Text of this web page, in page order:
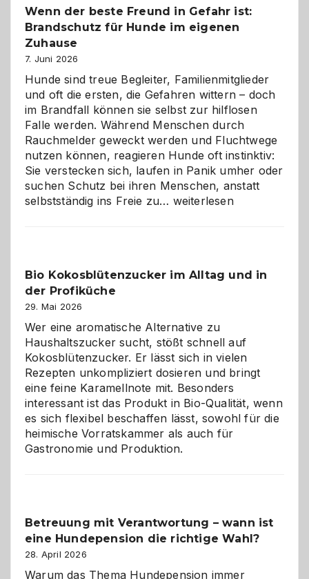
und
herzlich
Wenn der beste Freund in Gefahr ist:
Brandschutz für Hunde im eigenen
Zuhause
7. Juni 2026
Hunde sind treue Begleiter, Familienmitglieder
und oft die ersten, die Gefahren wittern – doch
im Brandfall können sie selbst zur hilflosen
Falle werden. Während Menschen durch
Rauchmelder geweckt werden und Fluchtwege
nutzen können, reagieren Hunde oft instinktiv:
Sie verstecken sich, laufen in Panik umher oder
suchen Schutz bei ihren Menschen, anstatt
selbstständig ins Freie zu… Wenn
Gefahr
für
Hunde
im
eigenen
Zuhause
weiterlesen
Bio Kokosblütenzucker im Alltag und in
der Profiküche
29. Mai 2026
Wer eine aromatische Alternative zu
Haushaltszucker sucht, stößt schnell auf
Kokosblütenzucker. Er lässt sich in vielen
Rezepten unkompliziert dosieren und bringt
eine feine Karamellnote mit. Besonders
interessant ist das Produkt in Bio-Qualität, wenn
es sich flexibel beschaffen lässt, sowohl für die
heimische Vorratskammer als auch für
Gastronomie und Produktion.
Betreuung mit Verantwortung – wann ist
eine Hundepension die richtige Wahl?
28. April 2026
Warum das Thema Hundepension immer